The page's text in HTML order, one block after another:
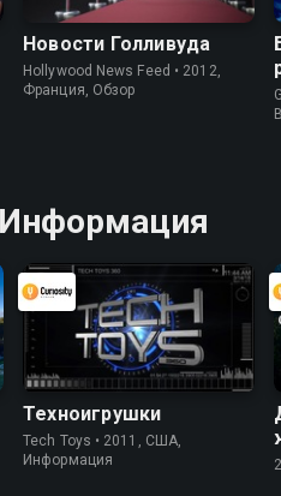
Новости Голливуда
Hollywood News Feed • 2012,
Франция, Обзор
Техноигрушки
Tech Toys • 2011, США,
Информация